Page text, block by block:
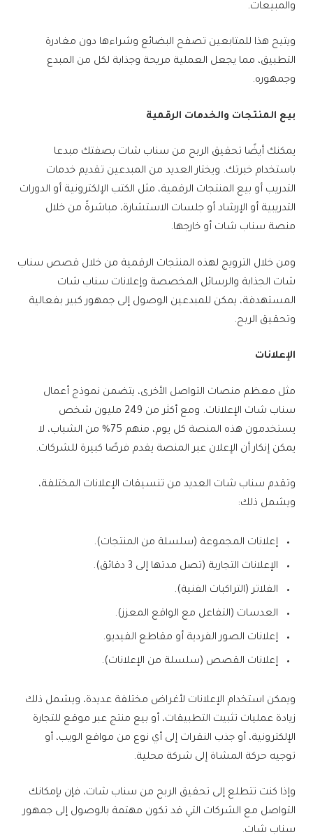
والمبيعات.
ويتيح هذا للمتابعين تصفح البضائع وشراءها دون مغادرة
التطبيق، مما يجعل العملية مريحة وجذابة لكل من المبدع
وجمهوره.
بيع المنتجات والخدمات الرقمية
يمكنك أيضًا تحقيق الربح من سناب شات بصفتك مبدعا
باستخدام خبرتك. ويختار العديد من المبدعين تقديم خدمات
التدريب أو بيع المنتجات الرقمية، مثل الكتب الإلكترونية أو الدورات
التدريبية أو الإرشاد أو جلسات الاستشارة، مباشرةً من خلال
منصة سناب شات أو خارجها.
ومن خلال الترويج لهذه المنتجات الرقمية من خلال قصص سناب
شات الجذابة والرسائل المخصصة وإعلانات سناب شات
المستهدفة، يمكن للمبدعين الوصول إلى جمهور كبير بفعالية
وتحقيق الربح.
الإعلانات
مثل معظم منصات التواصل الأخرى، يتضمن نموذج أعمال
سناب شات الإعلانات. ومع أكثر من 249 مليون شخص
يستخدمون هذه المنصة كل يوم، منهم 75% من الشباب، لا
يمكن إنكار أن الإعلان عبر المنصة يقدم فرصًا كبيرة للشركات.
وتقدم سناب شات العديد من تنسيقات الإعلانات المختلفة،
ويشمل ذلك:
إعلانات المجموعة (سلسلة من المنتجات).
الإعلانات التجارية (تصل مدتها إلى 3 دقائق).
الفلاتر (التراكبات الفنية).
العدسات (التفاعل مع الواقع المعزز).
إعلانات الصور الفردية أو مقاطع الفيديو.
إعلانات القصص (سلسلة من الإعلانات).
ويمكن استخدام الإعلانات لأغراض مختلفة عديدة، ويشمل ذلك
زيادة عمليات تثبيت التطبيقات، أو بيع منتج عبر موقع للتجارة
الإلكترونية، أو جذب النقرات إلى أي نوع من مواقع الويب، أو
توجيه حركة المشاة إلى شركة محلية.
وإذا كنت تتطلع إلى تحقيق الربح من سناب شات، فإن بإمكانك
التواصل مع الشركات التي قد تكون مهتمة بالوصول إلى جمهور
سناب شات.